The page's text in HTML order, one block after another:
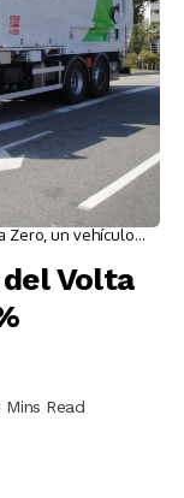
Zero, un vehículo
Volta
Mins Read